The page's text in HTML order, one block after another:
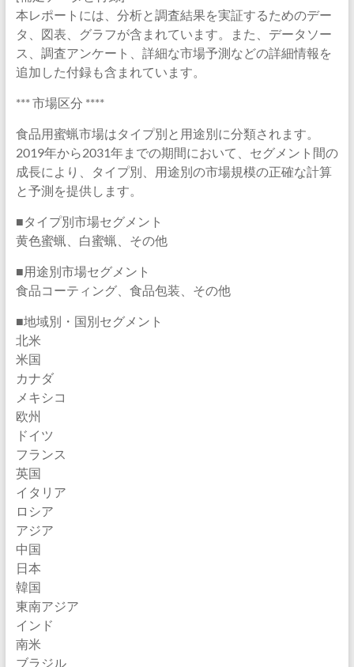
本レポートには、分析と調査結果を実証するためのデー
タ、図表、グラフが含まれています。また、データソー
ス、調査アンケート、詳細な市場予測などの詳細情報を
追加した付録も含まれています。
*** 市場区分 ****
食品用蜜蝋市場はタイプ別と用途別に分類されます。
2019年から2031年までの期間において、セグメント間の
成長により、タイプ別、用途別の市場規模の正確な計算
と予測を提供します。
■タイプ別市場セグメント
黄色蜜蝋、白蜜蝋、その他
■用途別市場セグメント
食品コーティング、食品包装、その他
■地域別・国別セグメント
北米
米国
カナダ
メキシコ
欧州
ドイツ
フランス
英国
イタリア
ロシア
アジア
中国
日本
韓国
東南アジア
インド
南米
ブラジル